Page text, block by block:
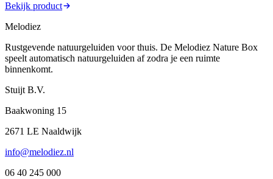
Bekijk product
Melodiez
Rustgevende natuurgeluiden voor thuis. De Melodiez Nature Box
speelt automatisch natuurgeluiden af zodra je een ruimte
binnenkomt.
Stuijt B.V.
Baakwoning 15
2671 LE Naaldwijk
info@melodiez.nl
06 40 245 000